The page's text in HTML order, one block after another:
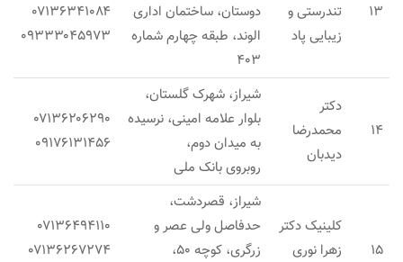
۱۳
تندرستی و
زیبایی پاد
دوستان، ساختمان اداری
الوند، طبقه چهارم شماره
۴۰۳
۰۷۱۳۶۳۴۱۰۸۴
۰۹۳۳۳۰۴۵۹۷۳
۱۴
دکتر
محمدرضا
دیدبان
شیراز، شهرک گلستان،
بلوار علامه امینی، نرسیده
به میدان دوم،
روبروی بانک ملی
۰۷۱۳۶۲۰۶۲۹۰
۰۹۱۷۶۱۳۱۴۵۶
۱۵
کلینیک دکتر
زهرا نوری
شیراز، قصردشت،
حدفاصل ولی عصر و
زرگری، کوچه ۵۰،
۰۷۱۳۶۴۹۴۱۱۰
۰۷۱۳۶۲۶۷۲۷۴